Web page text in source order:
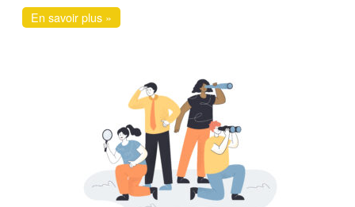
En savoir plus »